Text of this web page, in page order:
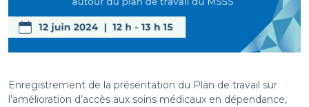
Enregistrement de la présentation du Plan de travail sur
l’amélioration d’accès aux soins médicaux en dépendance,